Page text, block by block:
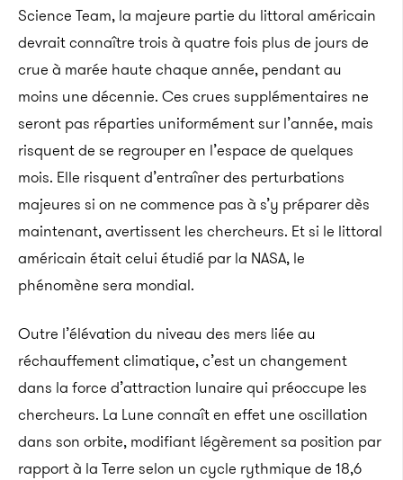
Science Team, la majeure partie du littoral américain
devrait connaître trois à quatre fois plus de jours de
crue à marée haute chaque année, pendant au
moins une décennie. Ces crues supplémentaires ne
seront pas réparties uniformément sur l’année, mais
risquent de se regrouper en l’espace de quelques
mois. Elle risquent d’entraîner des perturbations
majeures si on ne commence pas à s’y préparer dès
maintenant, avertissent les chercheurs. Et si le littoral
américain était celui étudié par la NASA, le
phénomène sera mondial.
Outre l’élévation du niveau des mers liée au
réchauffement climatique, c’est un changement
dans la force d’attraction lunaire qui préoccupe les
chercheurs. La Lune connaît en effet une oscillation
dans son orbite, modifiant légèrement sa position par
rapport à la Terre selon un cycle rythmique de 18,6